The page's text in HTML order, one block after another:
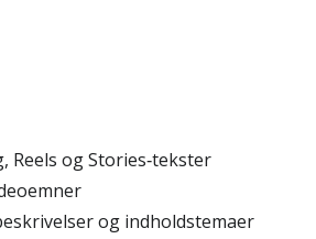
Reels og Stories‑tekster
og indholdstemaer